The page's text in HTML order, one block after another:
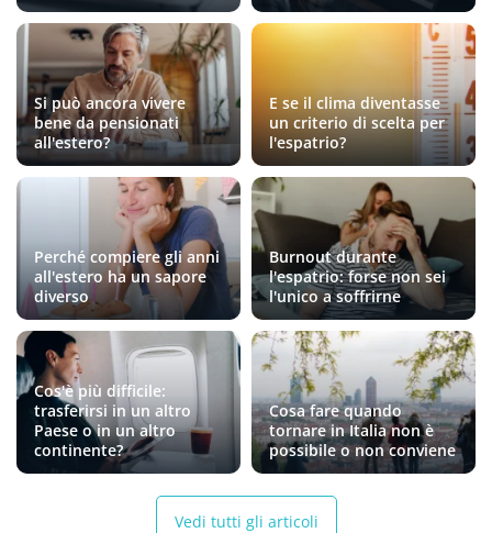
Si può ancora vivere
bene da pensionati
all'estero?
E se il clima diventasse
un criterio di scelta per
l'espatrio?
Perché compiere gli anni
all'estero ha un sapore
diverso
Burnout durante
l'espatrio: forse non sei
l'unico a soffrirne
Cos'è più difficile:
trasferirsi in un altro
Paese o in un altro
continente?
Cosa fare quando
tornare in Italia non è
possibile o non conviene
Vedi tutti gli articoli